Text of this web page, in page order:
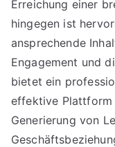
Erreichung einer
hingegen ist
ansprechende
Engagement und
bietet ein
effektive Plattform
Generierung von